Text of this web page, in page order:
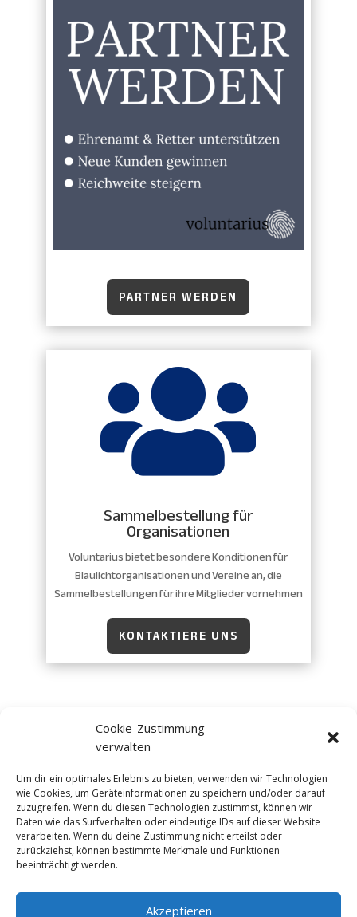
Cookie-Zustimmung
verwalten
Um dir ein optimales Erlebnis zu bieten, verwenden wir Technologien
wie Cookies, um Geräteinformationen zu speichern und/oder darauf
zuzugreifen. Wenn du diesen Technologien zustimmst, können wir
Daten wie das Surfverhalten oder eindeutige IDs auf dieser Website
verarbeiten. Wenn du deine Zustimmung nicht erteilst oder
zurückziehst, können bestimmte Merkmale und Funktionen
beeinträchtigt werden.
Akzeptieren
PARTNER WERDEN

Sammelbestellung für
Organisationen
Voluntarius bietet besondere Konditionen für
Blaulichtorganisationen und Vereine an, die
Sammelbestellungen für ihre Mitglieder vornehmen
KONTAKTIERE UNS
DDS Media Group:
BYC News|BYC Network|BYC
Messe| Notrufberichte.de|Promiplus.de|
imOffice.de